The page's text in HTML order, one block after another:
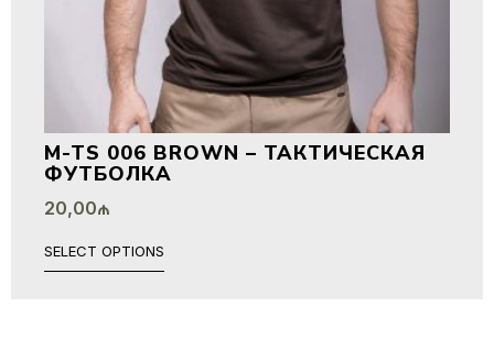
M-TS 006 BROWN – ТАКТИЧЕСКАЯ
ФУТБОЛКА
20,00₼
SELECT OPTIONS